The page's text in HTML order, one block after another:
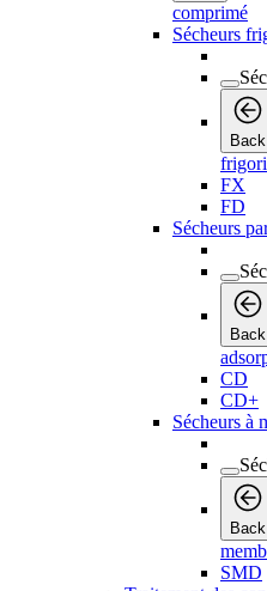
comprimé
Sécheurs
Back
FX
FD
Sécheurs
Back
CD
CD+
Sécheurs à
Back
SMD